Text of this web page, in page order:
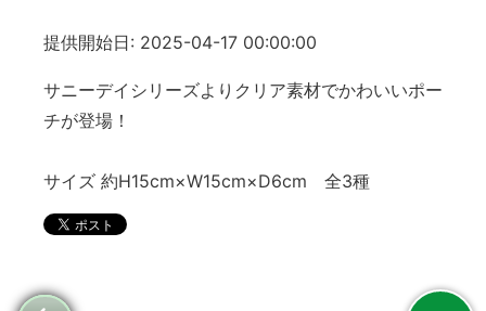
提供開始日: 2025-04-17 00:00:00
サニーデイシリーズよりクリア素材でかわいいポー
チが登場！
サイズ 約H15cm×W15cm×D6cm 全3種